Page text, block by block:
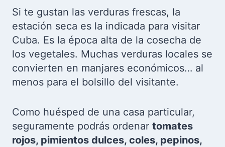
Si te gustan las verduras frescas, la
estación seca es la indicada para visitar
Cuba. Es la época alta de la cosecha de
los vegetales. Muchas verduras locales se
convierten en manjares económicos… al
menos para el bolsillo del visitante.
Como huésped de una casa particular,
seguramente podrás ordenar tomates
rojos, pimientos dulces, coles, pepinos,